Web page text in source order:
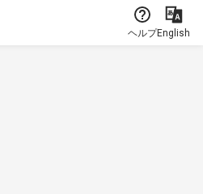
ヘルプEnglish